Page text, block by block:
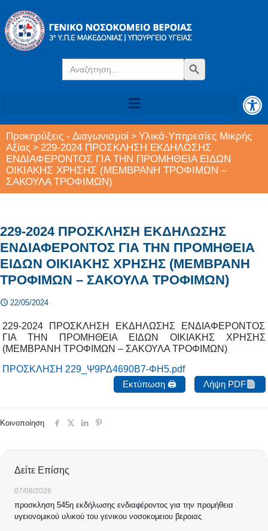
Search
for:
Search Button
Προκηρύξεις - Διαγωνισμοί > Υλικά-Υπηρεσίες Μικρής
Αξίας > 229-2024 ΠΡΟΣΚΛΗΣΗ ΕΚΔΗΛΩΣΗΣ
ΕΝΔΙΑΦΕΡΟΝΤΟΣ ΓΙΑ ΤΗΝ ΠΡΟΜΗΘΕΙΑ ΕΙΔΩΝ
ΟΙΚΙΑΚΗΣ ΧΡΗΣΗΣ (ΜΕΜΒΡΑΝΗ ΤΡΟΦΙΜΩΝ –
ΣΑΚΟΥΛΑ ΤΡΟΦΙΜΩΝ)
229-2024 ΠΡΟΣΚΛΗΣΗ ΕΚΔΗΛΩΣΗΣ
ΕΝΔΙΑΦΕΡΟΝΤΟΣ ΓΙΑ ΤΗΝ ΠΡΟΜΗΘΕΙΑ
ΕΙΔΩΝ ΟΙΚΙΑΚΗΣ ΧΡΗΣΗΣ (ΜΕΜΒΡΑΝΗ
ΤΡΟΦΙΜΩΝ – ΣΑΚΟΥΛΑ ΤΡΟΦΙΜΩΝ)
22/05/2024
229-2024 ΠΡΟΣΚΛΗΣΗ ΕΚΔΗΛΩΣΗΣ ΕΝΔΙΑΦΕΡΟΝΤΟΣ
ΓΙΑ ΤΗΝ ΠΡΟΜΗΘΕΙΑ ΕΙΔΩΝ ΟΙΚΙΑΚΗΣ ΧΡΗΣΗΣ
(ΜΕΜΒΡΑΝΗ ΤΡΟΦΙΜΩΝ – ΣΑΚΟΥΛΑ ΤΡΟΦΙΜΩΝ)
ΠΡΟΣΚΛΗΣΗ 229_Ψ9ΡΔ4690Β7-ΦΗ5.pdf
Εκτύπωση 🖨
Λήψη PDF
Κοινοποίηση
Δείτε Επίσης
07/08/2026
προσκληση 545η εκδήλωσης ενδιαφέροντος για την προμήθεια
υγειονομικού υλικού του γενικου νοσοκομειου βεροιας